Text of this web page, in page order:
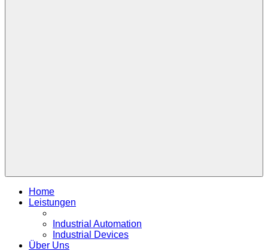
Home
Leistungen
Industrial Automation
Industrial Devices
Über Uns